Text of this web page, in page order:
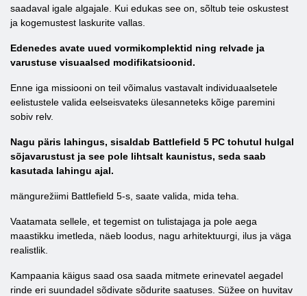
saadaval igale algajale. Kui edukas see on, sõltub teie oskustest
ja kogemustest laskurite vallas.
Edenedes avate uued vormikomplektid ning relvade ja
varustuse visuaalsed modifikatsioonid.
Enne iga missiooni on teil võimalus vastavalt individuaalsetele
eelistustele valida eelseisvateks ülesanneteks kõige paremini
sobiv relv.
Nagu päris lahingus, sisaldab Battlefield 5 PC tohutul hulgal
sõjavarustust ja see pole lihtsalt kaunistus, seda saab
kasutada lahingu ajal.
mängurežiimi Battlefield 5-s, saate valida, mida teha.
Vaatamata sellele, et tegemist on tulistajaga ja pole aega
maastikku imetleda, näeb loodus, nagu arhitektuurgi, ilus ja väga
realistlik.
Kampaania käigus saad osa saada mitmete erinevatel aegadel
rinde eri suundadel sõdivate sõdurite saatuses. Süžee on huvitav